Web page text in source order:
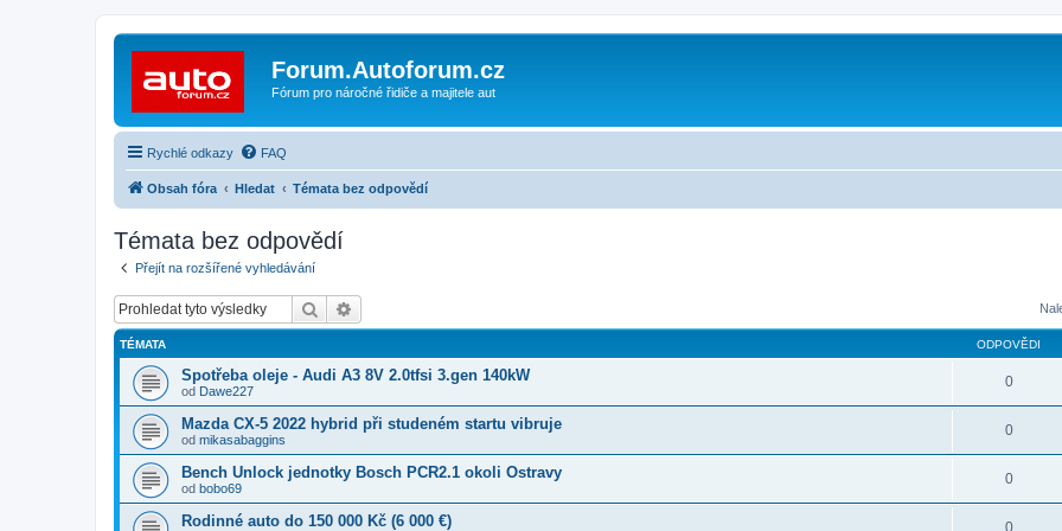
Forum.Autoforum.cz
Fórum pro náročné řidiče a majitele aut
Rychlé odkazy FAQ
Obsah fóra Hledat Témata bez odpovědí
Témata bez odpovědí
Přejít na rozšířené vyhledávání
Hledat
TÉMATA ODPOVĚDI
Spotřeba oleje - Audi A3 8V 2.0tfsi 3.gen 140kW
od Dawe227
0
Mazda CX-5 2022 hybrid při studeném startu vibruje
od mikasabaggins
0
Bench Unlock jednotky Bosch PCR2.1 okoli Ostravy
od bobo69
0
Rodinné auto do 150 000 Kč (6 000 €) 0